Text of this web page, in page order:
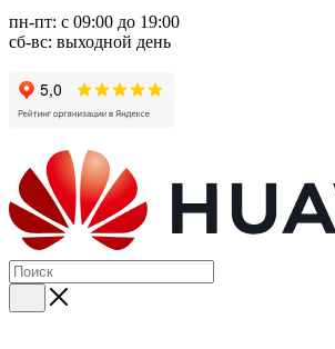
пн-пт: с 09:00 до 19:00
сб-вс: выходной день